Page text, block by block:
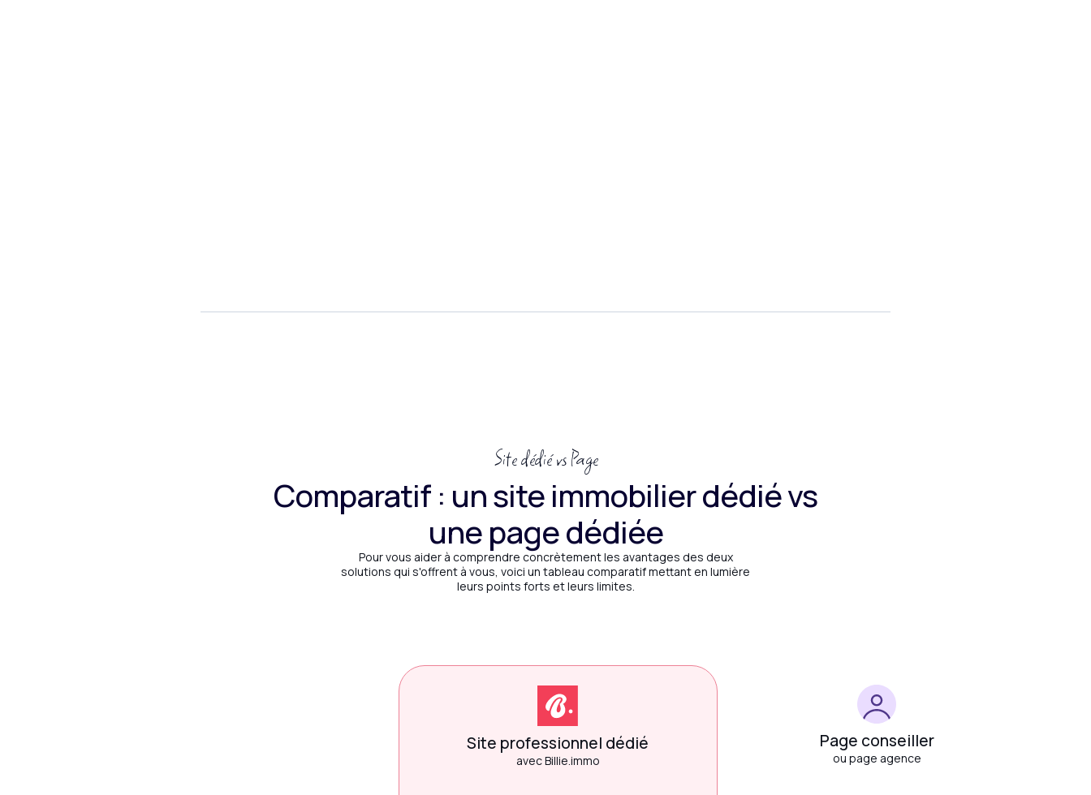
Site dédié vs Page
Comparatif : un site immobilier dédié vs
une page dédiée
Pour vous aider à comprendre concrètement les avantages des deux
solutions qui s'offrent à vous, voici un tableau comparatif mettant en lumière
leurs points forts et leurs limites.
Site professionnel dédié
avec Billie.immo
Page conseiller
ou page agence